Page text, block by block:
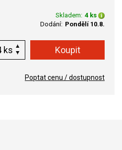
Skladem: 4 ks
Dodání: Pondělí 10.8.
ks
Poptat cenu / dostupnost